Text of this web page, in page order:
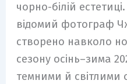
чорно-білій
відомий фотограф
створено навколо
сезону осінь–зима
темними й світлими